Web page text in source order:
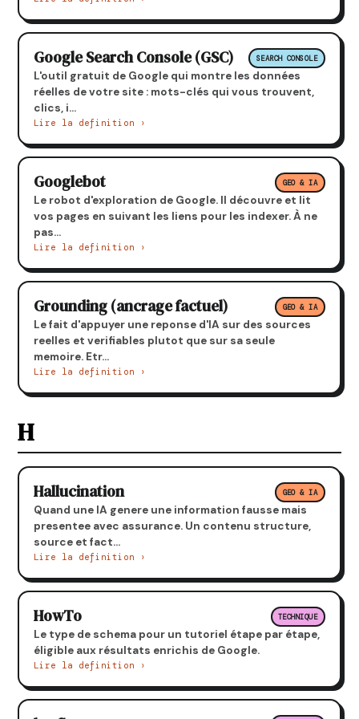
Google Search Console (GSC) SEARCH CONSOLE
L'outil gratuit de Google qui montre les données
réelles de votre site : mots-clés qui vous trouvent,
clics, i...
Lire la definition ›
Googlebot GEO & IA
Le robot d'exploration de Google. Il découvre et lit
vos pages en suivant les liens pour les indexer. À ne
pas...
Lire la definition ›
Grounding (ancrage factuel) GEO & IA
Le fait d'appuyer une reponse d'IA sur des sources
reelles et verifiables plutot que sur sa seule
memoire. Etr...
Lire la definition ›
H
Hallucination GEO & IA
Quand une IA genere une information fausse mais
presentee avec assurance. Un contenu structure,
source et fact...
Lire la definition ›
HowTo TECHNIQUE
Le type de schema pour un tutoriel étape par étape,
éligible aux résultats enrichis de Google.
Lire la definition ›